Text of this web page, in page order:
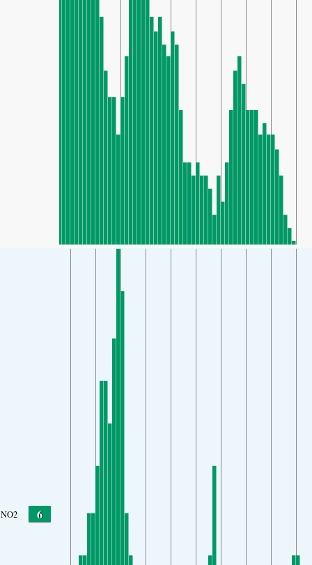
NO2 6